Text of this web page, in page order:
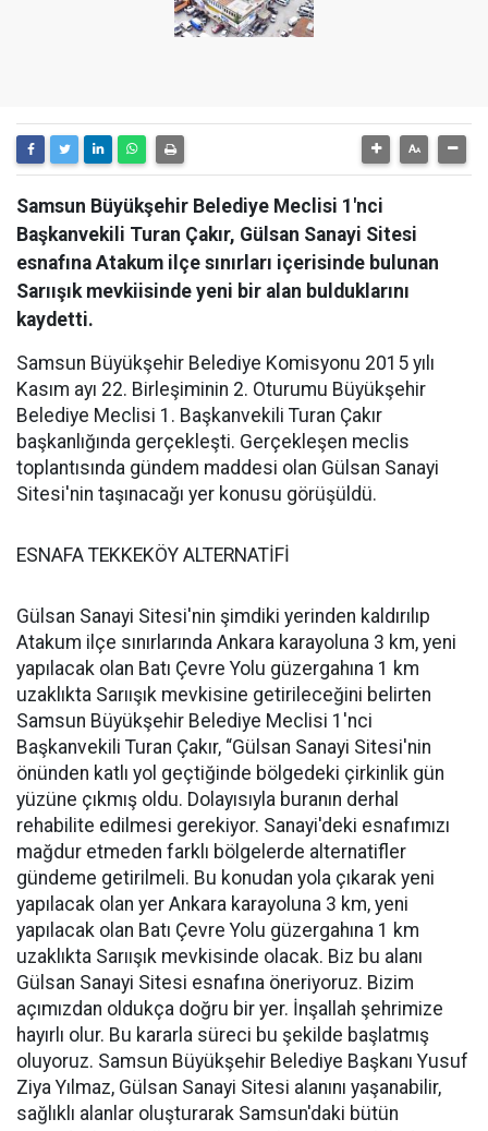
Samsun Büyükşehir Belediye Meclisi 1'nci
Başkanvekili Turan Çakır, Gülsan Sanayi Sitesi
esnafına Atakum ilçe sınırları içerisinde bulunan
Sarıışık mevkiisinde yeni bir alan bulduklarını
kaydetti.
Samsun Büyükşehir Belediye Komisyonu 2015 yılı
Kasım ayı 22. Birleşiminin 2. Oturumu Büyükşehir
Belediye Meclisi 1. Başkanvekili Turan Çakır
başkanlığında gerçekleşti. Gerçekleşen meclis
toplantısında gündem maddesi olan Gülsan Sanayi
Sitesi'nin taşınacağı yer konusu görüşüldü.
ESNAFA TEKKEKÖY ALTERNATİFİ
Gülsan Sanayi Sitesi'nin şimdiki yerinden kaldırılıp
Atakum ilçe sınırlarında Ankara karayoluna 3 km, yeni
yapılacak olan Batı Çevre Yolu güzergahına 1 km
uzaklıkta Sarıışık mevkisine getirileceğini belirten
Samsun Büyükşehir Belediye Meclisi 1'nci
Başkanvekili Turan Çakır, “Gülsan Sanayi Sitesi'nin
önünden katlı yol geçtiğinde bölgedeki çirkinlik gün
yüzüne çıkmış oldu. Dolayısıyla buranın derhal
rehabilite edilmesi gerekiyor. Sanayi'deki esnafımızı
mağdur etmeden farklı bölgelerde alternatifler
gündeme getirilmeli. Bu konudan yola çıkarak yeni
yapılacak olan yer Ankara karayoluna 3 km, yeni
yapılacak olan Batı Çevre Yolu güzergahına 1 km
uzaklıkta Sarıışık mevkisinde olacak. Biz bu alanı
Gülsan Sanayi Sitesi esnafına öneriyoruz. Bizim
açımızdan oldukça doğru bir yer. İnşallah şehrimize
hayırlı olur. Bu kararla süreci bu şekilde başlatmış
oluyoruz. Samsun Büyükşehir Belediye Başkanı Yusuf
Ziya Yılmaz, Gülsan Sanayi Sitesi alanını yaşanabilir,
sağlıklı alanlar oluşturarak Samsun'daki bütün